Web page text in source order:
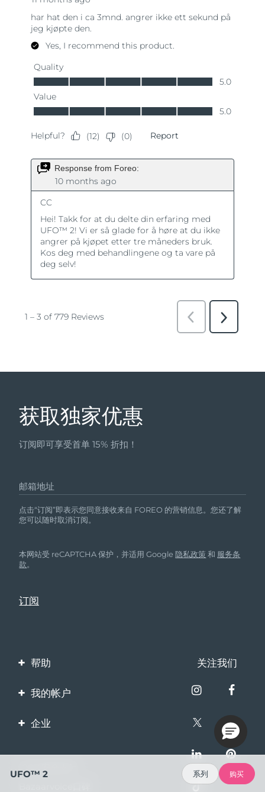
获取独家优惠
订阅即可享受首单 15% 折扣！
邮箱地址
点击“订阅”即表示您同意接收来自 FOREO 的营销信息。您还了解
您可以随时取消订阅。
本网站受 reCAPTCHA 保护，并适用 Google隐私政策 和 服务条
款。
帮助
联系我们
保修与退换货
常见问题
电池信息
关注我们
我的帐户
产品注册
企业
伙伴计划
UFO™ 2 系列 购买